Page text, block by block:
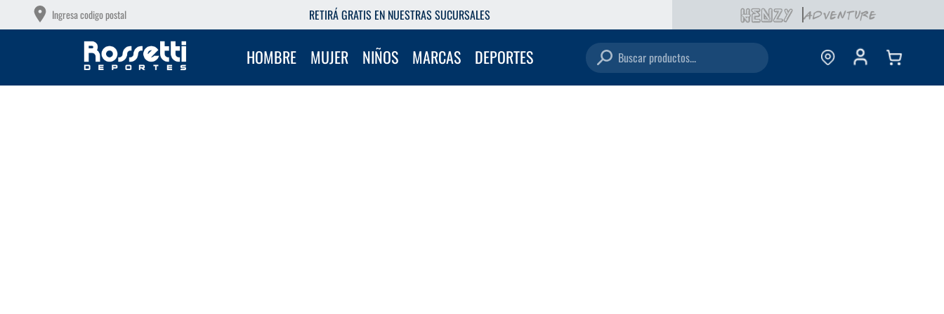
Ingresa codigo postal
SIN INTERÉS CON TU DEBITO RETIRÁ GRATIS EN NUESTRAS SUCURSALES
HOMBRE MUJER NIÑOS MARCAS DEPORTES Buscar productos...